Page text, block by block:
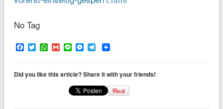
No Tag
Facebook
TwitterWhatsApp
Gmail
LineMessenger
Telegram
Did you like this article? Share it with your friends!